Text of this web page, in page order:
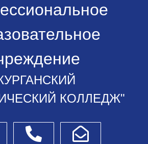
КОЛЛЕДЖ"
ТелефоныНаписать обращение